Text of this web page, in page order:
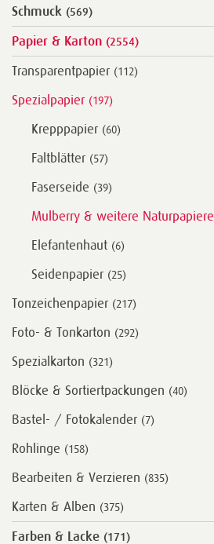
Schmuck (569)
Papier & Karton (2554)
Transparentpapier (112)
Spezialpapier (197)
Krepppapier (60)
Faltblätter (57)
Faserseide (39)
Mulberry & weitere Naturpapiere
Elefantenhaut (6)
Seidenpapier (25)
Tonzeichenpapier (217)
Foto- & Tonkarton (292)
Spezialkarton (321)
Blöcke & Sortiertpackungen (40)
Bastel- / Fotokalender (7)
Rohlinge (158)
Bearbeiten & Verzieren (835)
Karten & Alben (375)
Farben & Lacke (171)